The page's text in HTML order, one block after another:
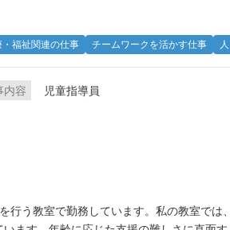
・福祉関連の仕事 チームワークを活かす仕事
内容 児童指導員
行う教室で勤務しています。私の教室で